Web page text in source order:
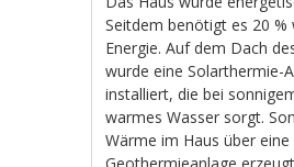
Seitdem benötigt es 20 %
Energie.Auf dem Dach
wurde eine Solarthermie-
installiert, die bei
warmes Wasser sorgt.
Wärme im Haus über eine
Geothermieanlage